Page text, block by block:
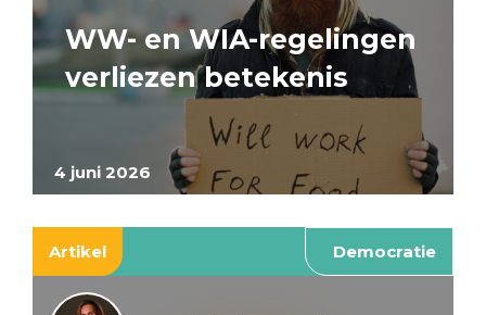
4 juni 2026
WW- en WIA-regelingen
verliezen betekenis
Artikel Democratie